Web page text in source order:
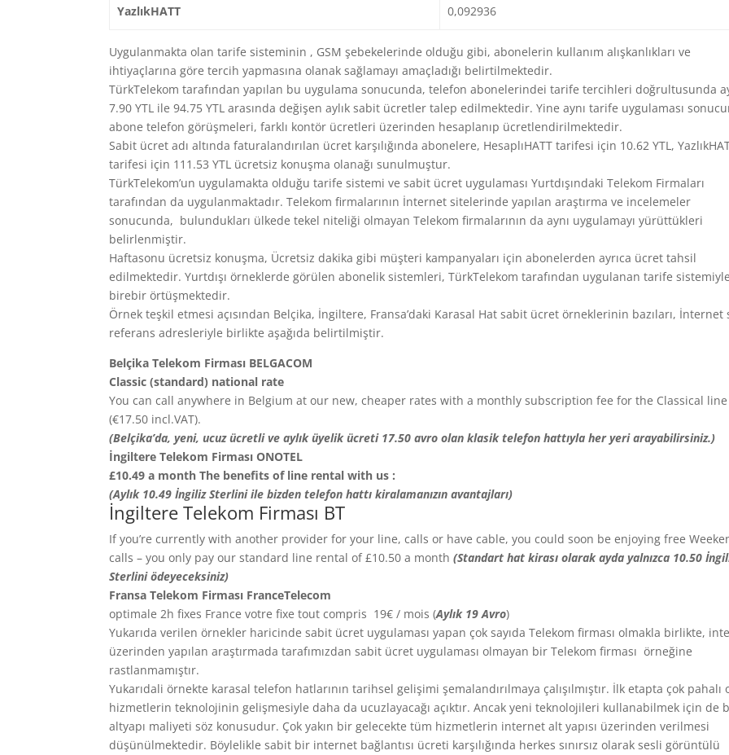
YazlıkHATT 0,092936
Uygulanmakta olan tarife sisteminin , GSM şebekelerinde olduğu gibi, abonelerin kullanım alışkanlıkları ve
ihtiyaçlarına göre tercih yapmasına olanak sağlamayı amaçladığı belirtilmektedir.
TürkTelekom tarafından yapılan bu uygulama sonucunda, telefon abonelerindei tarife tercihleri doğrultusunda
7.90 YTL ile 94.75 YTL arasında değişen aylık sabit ücretler talep edilmektedir. Yine aynı tarife uygulaması
abone telefon görüşmeleri, farklı kontör ücretleri üzerinden hesaplanıp ücretlendirilmektedir.
Sabit ücret adı altında faturalandırılan ücret karşılığında abonelere, HesaplıHATT tarifesi için 10.62 YTL,
tarifesi için 111.53 YTL ücretsiz konuşma olanağı sunulmuştur.
TürkTelekom’un uygulamakta olduğu tarife sistemi ve sabit ücret uygulaması Yurtdışındaki Telekom Firmaları
tarafından da uygulanmaktadır. Telekom firmalarının İnternet sitelerinde yapılan araştırma ve incelemeler
sonucunda, bulundukları ülkede tekel niteliği olmayan Telekom firmalarının da aynı uygulamayı yürüttükleri
belirlenmiştir.
Haftasonu ücretsiz konuşma, Ücretsiz dakika gibi müşteri kampanyaları için abonelerden ayrıca ücret tahsil
edilmektedir. Yurtdışı örneklerde görülen abonelik sistemleri, TürkTelekom tarafından uygulanan tarife sistemiyle
birebir örtüşmektedir.
Örnek teşkil etmesi açısından Belçika, İngiltere, Fransa’daki Karasal Hat sabit ücret örneklerinin bazıları, İnternet
referans adresleriyle birlikte aşağıda belirtilmiştir.
Belçika Telekom Firması BELGACOM
Classic (standard) national rate
You can call anywhere in Belgium at our new, cheaper rates with a monthly subscription fee for the Classical line
(€17.50 incl.VAT).
(Belçika’da, yeni, ucuz ücretli ve aylık üyelik ücreti 17.50 avro olan klasik telefon hattıyla her yeri arayabilirsiniz.)
İngiltere Telekom Firması ONOTEL
£10.49 a month The benefits of line rental with us :
(Aylık 10.49 İngiliz Sterlini ile bizden telefon hattı kiralamanızın avantajları)
İngiltere Telekom Firması BT
If you’re currently with another provider for your line, calls or have cable, you could soon be enjoying free
calls – you only pay our standard line rental of £10.50 a month(Standart hat kirası olarak ayda yalnızca 10.50
Sterlini ödeyeceksiniz)
Fransa Telekom Firması FranceTelecom
optimale 2h fixes France votre fixe tout compris 19€ / mois (Aylık 19 Avro)
Yukarıda verilen örnekler haricinde sabit ücret uygulaması yapan çok sayıda Telekom firması olmakla birlikte,
üzerinden yapılan araştırmada tarafımızdan sabit ücret uygulaması olmayan bir Telekom firması örneğine
rastlanmamıştır.
Yukarıdali örnekte karasal telefon hatlarının tarihsel gelişimi şemalandırılmaya çalışılmıştır. İlk etapta çok pahalı
hizmetlerin teknolojinin gelişmesiyle daha da ucuzlayacağı açıktır. Ancak yeni teknolojileri kullanabilmek için de
altyapı maliyeti söz konusudur. Çok yakın bir gelecekte tüm hizmetlerin internet alt yapısı üzerinden verilmesi
düşünülmektedir. Böylelikle sabit bir internet bağlantısı ücreti karşılığında herkes sınırsız olarak sesli görüntülü